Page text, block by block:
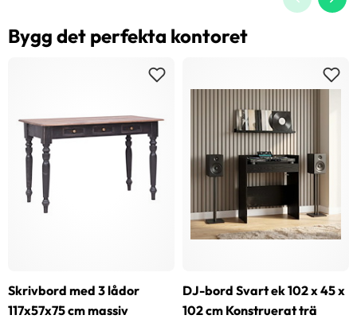
Bygg det perfekta kontoret
Skrivbord med 3 lådor
117x57x75 cm massiv
DJ-bord Svart ek 102 x 45 x
102 cm Konstruerat trä